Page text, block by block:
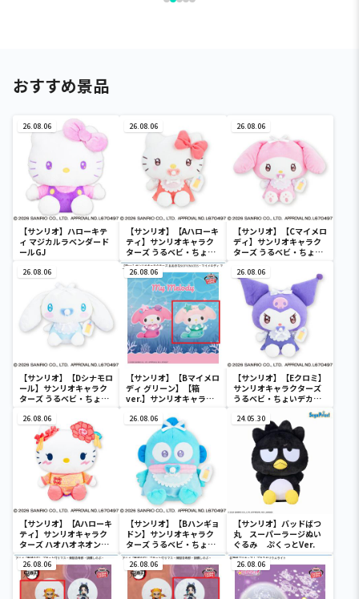
おすすめ景品
26.08.06
【サンリオ】ハローキテ
ィ マジカルラベンダード
ールGJ
26.08.06
【サンリオ】【Aハローキ
ティ】サンリオキャラク
ターズ うるベビ・ちょい
デカドール
26.08.06
【サンリオ】【Cマイメロ
ディ】サンリオキャラク
ターズ うるベビ・ちょい
26.08.06
【サンリオ】【Dシナモロ
ール】サンリオキャラク
ターズ うるベビ・ちょい
26.08.06
【サンリオ】【Bマイメロ
ディ グリーン】【箱
ver.】サンリオキャラク
SOFVIMATES～マイメロ
ディ マーメイドver. ～
26.08.06
【サンリオ】【Eクロミ】
サンリオキャラクターズ
うるベビ・ちょいデカド
26.08.06
【サンリオ】【Aハローキ
ティ】サンリオキャラク
ターズ ハオハオネオンタ
ウンドールBIGタイプ1
26.08.06
【サンリオ】【Bハンギョ
ドン】サンリオキャラク
ターズ うるベビ・ちょい
デカドール
24.05.30
【サンリオ】バッドばつ
丸 スーパーラージぬい
ぐるみ ぷくっとVer.
26.08.06 26.08.06 26.08.06